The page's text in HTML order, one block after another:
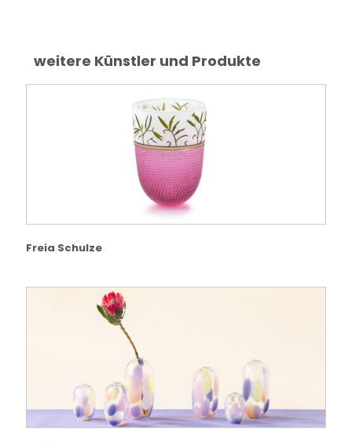
weitere Künstler und Produkte
Freia Schulze